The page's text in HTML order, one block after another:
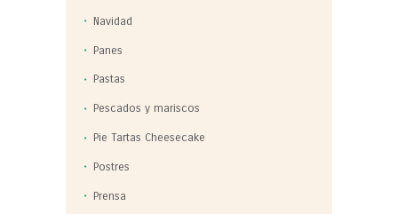
Navidad
Panes
Pastas
Pescados y mariscos
Pie Tartas Cheesecake
Postres
Prensa